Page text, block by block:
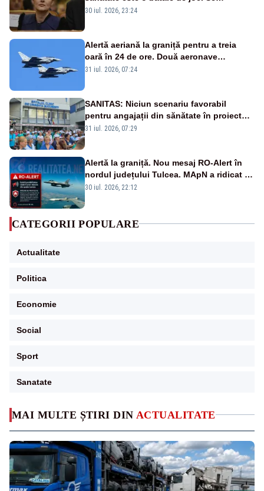
MAI MULTE ȘTIRI DIN ACTUALITATE
guvernează extraordinar de prost”
30 iul. 2026, 23:24
Alertă aeriană la graniță pentru a treia
oară în 24 de ore. Două aeronave
Eurofighter britanice au fost ridicate de la
31 iul. 2026, 07:24
SANITAS: Niciun scenariu favorabil
pentru angajații din sănătate în proiectul
Legii salarizării
31 iul. 2026, 07:29
Alertă la graniță. Nou mesaj RO-Alert în
nordul județului Tulcea. MApN a ridicat de
la sol două avioane F-16
30 iul. 2026, 22:12
CATEGORII POPULARE
Actualitate
Politica
Economie
Social
Sport
Sanatate